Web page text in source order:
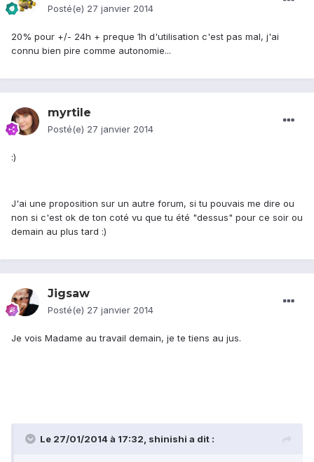
Posté(e) 27 janvier 2014
20% pour +/- 24h + preque 1h d'utilisation c'est pas mal, j'ai
connu bien pire comme autonomie...
myrtile
Posté(e) 27 janvier 2014
:)
J'ai une proposition sur un autre forum, si tu pouvais me dire ou
non si c'est ok de ton coté vu que tu été "dessus" pour ce soir ou
demain au plus tard :)
Jigsaw
Posté(e) 27 janvier 2014
Je vois Madame au travail demain, je te tiens au jus.
Le 27/01/2014 à 17:32, shinishi a dit :